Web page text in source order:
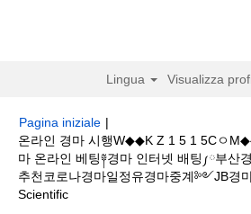
Lingua Visualizza
Pagina iniziale |
온라인 경마 시행W◆◆K Z 1 5 1 5Cㅇ
마 온라인 베팅༈경마 인터넷 배팅༿부산
추천코로나경마일정유경마중계༻JB경
Scientific(pagina